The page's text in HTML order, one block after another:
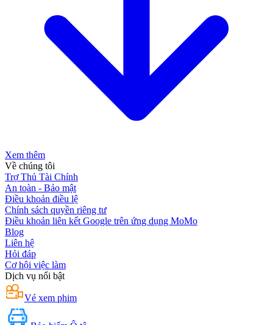
Xem thêm
Về chúng tôi
Trợ Thủ Tài Chính
An toàn - Bảo mật
Điều khoản điều lệ
Chính sách quyền riêng tư
Điều khoản liên kết Google trên ứng dụng MoMo
Blog
Liên hệ
Hỏi đáp
Cơ hội việc làm
Dịch vụ nổi bật
Vé xem phim